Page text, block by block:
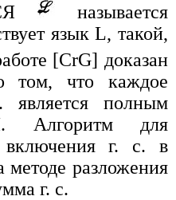
называется
язык L, такой,
[CrG] доказан
том, что каждое
является полным
Алгоритм для
г. с. в
разложения
г. с.